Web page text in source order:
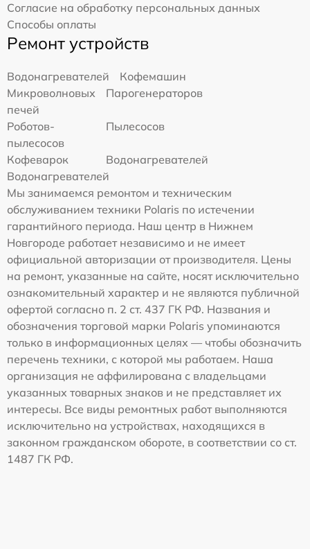
Согласие на обработку персональных данных
Способы оплаты
Ремонт устройств
Водонагревателей
Кофемашин
Микроволновых
печей
Парогенераторов
Роботов-
пылесосов
Пылесосов
Кофеварок
Водонагревателей
Водонагревателей
Мы занимаемся ремонтом и техническим
обслуживанием техники Polaris по истечении
гарантийного периода. Наш центр в Нижнем
Новгороде работает независимо и не имеет
официальной авторизации от производителя. Цены
на ремонт, указанные на сайте, носят исключительно
ознакомительный характер и не являются публичной
офертой согласно п. 2 ст. 437 ГК РФ. Названия и
обозначения торговой марки Polaris упоминаются
только в информационных целях — чтобы обозначить
перечень техники, с которой мы работаем. Наша
организация не аффилирована с владельцами
указанных товарных знаков и не представляет их
интересы. Все виды ремонтных работ выполняются
исключительно на устройствах, находящихся в
законном гражданском обороте, в соответствии со ст.
1487 ГК РФ.